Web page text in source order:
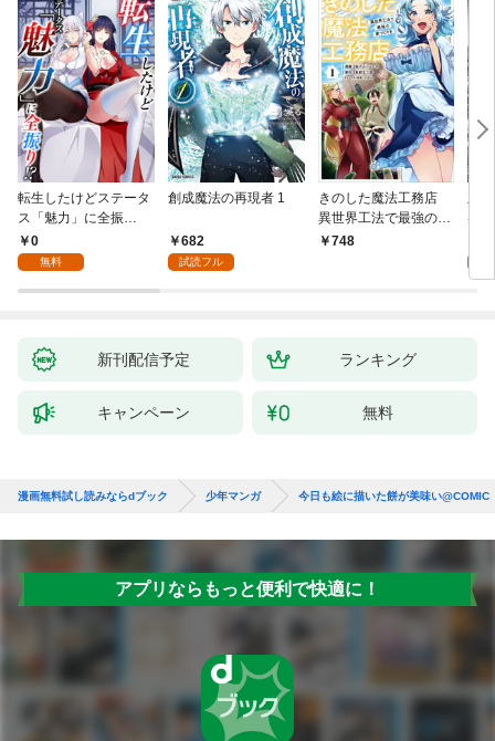
転生したけどステータ
ス「魅力」に全振
り！？(1)
0
無料
創成魔法の再現者 1
682
試読フル
きのした魔法工務店
異世界工法で最強の家
づくりを（コミック）
748
兆
る
新刊配信予定 ランキング
キャンペーン 無料
漫画無料試し読みならdブック 少年マンガ 今日も絵に描いた餅が美味い@COMIC
アプリならもっと便利で快適に！